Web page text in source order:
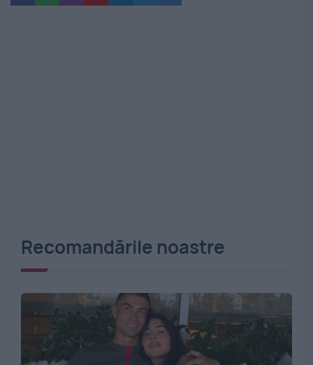
Recomandările noastre